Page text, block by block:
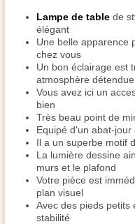
Lampe de table de
élégant
Une belle apparence
chez vous
Un bon éclairage est
atmosphère détendue
Vous avez ici un
bien
Très beau point de
Equipé d'un abat-jour
Il a un superbe motif
La lumière dessine
murs et le plafond
Votre pièce est
plan visuel
Avec des pieds petits
stabilité